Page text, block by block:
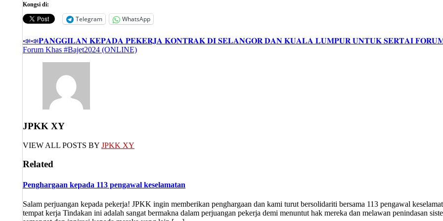
Kongsi di:
Telegram WhatsApp
Post
navigation
📣📣𝐏𝐀𝐍𝐆𝐆𝐈𝐋𝐀𝐍 𝐊𝐄𝐏𝐀𝐃𝐀 𝐏𝐄𝐊𝐄𝐑𝐉𝐀 𝐊𝐎𝐍𝐓𝐑𝐀𝐊 𝐃𝐈 𝐒𝐄𝐋𝐀𝐍𝐆𝐎𝐑 𝐃𝐀𝐍 𝐊𝐔𝐀𝐋𝐀 𝐋𝐔𝐌𝐏𝐔𝐑 𝐔𝐍𝐓𝐔𝐊 𝐒𝐄𝐑𝐓𝐀𝐈
Forum Khas #Bajet2024 (ONLINE)
JPKK XY
VIEW ALL POSTS BY JPKK XY
Related
Penghargaan kepada 113 pengawal keselamatan
Salam perjuangan kepada pekerja! JPKK ingin memberikan penghargaan dan kami turut bersolidariti bersama 113 pengawal
tempat kerja Tindakan ini adalah sangat bermakna dalam perjuangan pekerja demi menuntut hak mereka dan melawan penindasan